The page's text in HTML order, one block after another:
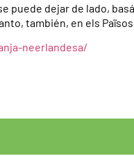
puede dejar de lado,
también, en els Països
neerlandesa/